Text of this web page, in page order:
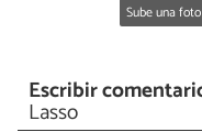
Sube una
Escribir
Lasso